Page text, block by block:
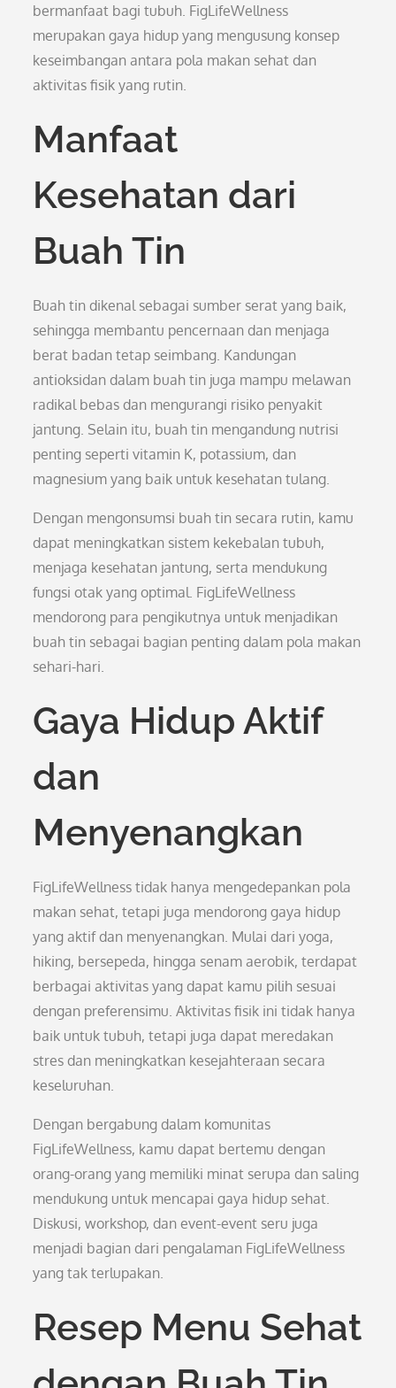
bermanfaat bagi tubuh. FigLifeWellness
merupakan gaya hidup yang mengusung konsep
keseimbangan antara pola makan sehat dan
aktivitas fisik yang rutin.
Manfaat
Kesehatan dari
Buah Tin
Buah tin dikenal sebagai sumber serat yang baik,
sehingga membantu pencernaan dan menjaga
berat badan tetap seimbang. Kandungan
antioksidan dalam buah tin juga mampu melawan
radikal bebas dan mengurangi risiko penyakit
jantung. Selain itu, buah tin mengandung nutrisi
penting seperti vitamin K, potassium, dan
magnesium yang baik untuk kesehatan tulang.
Dengan mengonsumsi buah tin secara rutin, kamu
dapat meningkatkan sistem kekebalan tubuh,
menjaga kesehatan jantung, serta mendukung
fungsi otak yang optimal. FigLifeWellness
mendorong para pengikutnya untuk menjadikan
buah tin sebagai bagian penting dalam pola makan
sehari-hari.
Gaya Hidup Aktif
dan
Menyenangkan
FigLifeWellness tidak hanya mengedepankan pola
makan sehat, tetapi juga mendorong gaya hidup
yang aktif dan menyenangkan. Mulai dari yoga,
hiking, bersepeda, hingga senam aerobik, terdapat
berbagai aktivitas yang dapat kamu pilih sesuai
dengan preferensimu. Aktivitas fisik ini tidak hanya
baik untuk tubuh, tetapi juga dapat meredakan
stres dan meningkatkan kesejahteraan secara
keseluruhan.
Dengan bergabung dalam komunitas
FigLifeWellness, kamu dapat bertemu dengan
orang-orang yang memiliki minat serupa dan saling
mendukung untuk mencapai gaya hidup sehat.
Diskusi, workshop, dan event-event seru juga
menjadi bagian dari pengalaman FigLifeWellness
yang tak terlupakan.
Resep Menu Sehat